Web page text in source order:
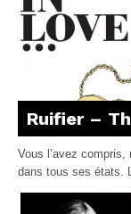
Ruifier –
Vous l’avez compris,
dans tous ses états.